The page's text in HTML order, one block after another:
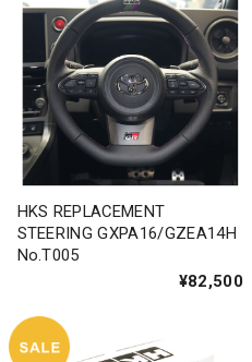
HKS REPLACEMENT
STEERING GXPA16/GZEA14H
No.T005
¥82,500